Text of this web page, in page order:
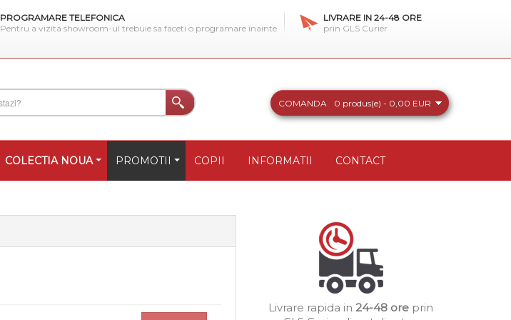
PROGRAMARE TELEFONICA
Pentru a vizita showroom-ul trebuie sa faceti o programare inainte
LIVRARE IN 24-48 ORE
prin GLS Curier
COMANDA 0 produs(e) - 0,00 EUR
COLECTIA NOUA PROMOTII COPII INFORMATII CONTACT
Livrare rapida in 24-48 ore prin